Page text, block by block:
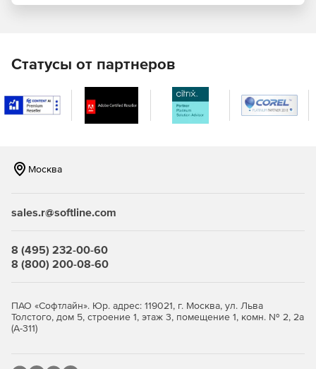
захваченным трафиком одним нажатием кнопки.
безопасно делиться ими с коллегами.
Статусы от партнеров
Москва
sales.r@softline.com
8 (495) 232-00-60
8 (800) 200-08-60
ПАО «Софтлайн». Юр. адрес: 119021, г. Москва, ул. Льва
Толстого, дом 5, строение 1, этаж 3, помещение 1, комн. № 2, 2а
(А-311)